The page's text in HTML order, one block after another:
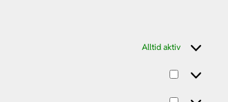
Alltid aktiv
Statistik